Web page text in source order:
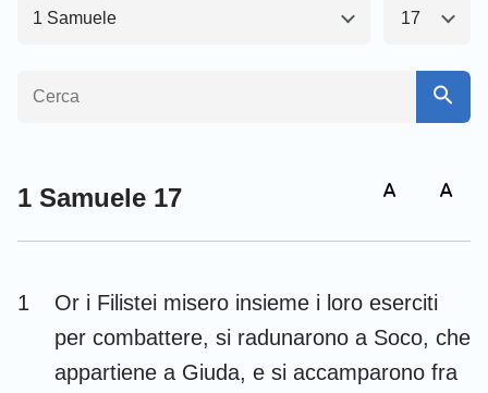
1 Samuele
Deuteronomio
Ester Giobbe
Proverbi
17
1 Samuele 17
1
Or i Filistei misero insieme i loro eserciti
per combattere, si radunarono a Soco, che
appartiene a Giuda, e si accamparono fra